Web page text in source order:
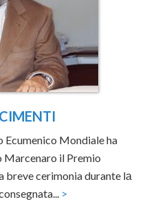
Ecumenico Mondiale ha
Marcenaro il Premio
breve cerimonia durante lа
>